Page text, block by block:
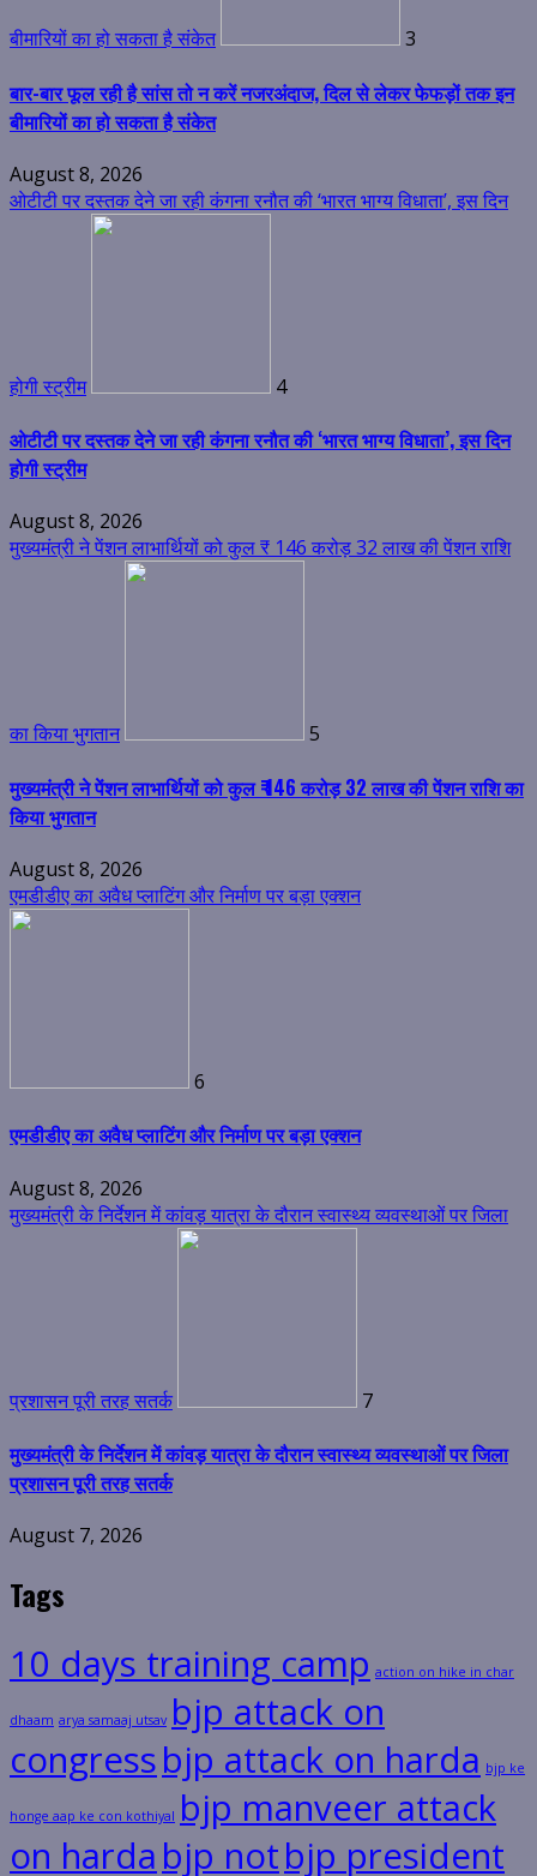
बीमारियों का हो सकता है संकेत 3
बार-बार फूल रही है सांस तो न करें नजरअंदाज, दिल से लेकर फेफड़ों तक इन
बीमारियों का हो सकता है संकेत
August 8, 2026
ओटीटी पर दस्तक देने जा रही कंगना रनौत की ‘भारत भाग्य विधाता’, इस दिन
होगी स्ट्रीम 4
ओटीटी पर दस्तक देने जा रही कंगना रनौत की ‘भारत भाग्य विधाता’, इस दिन
होगी स्ट्रीम
August 8, 2026
मुख्यमंत्री ने पेंशन लाभार्थियों को कुल ₹ 146 करोड़ 32 लाख की पेंशन राशि
का किया भुगतान 5
मुख्यमंत्री ने पेंशन लाभार्थियों को कुल ₹ 146 करोड़ 32 लाख की पेंशन राशि का
किया भुगतान
August 8, 2026
एमडीडीए का अवैध प्लाटिंग और निर्माण पर बड़ा एक्शन
6
एमडीडीए का अवैध प्लाटिंग और निर्माण पर बड़ा एक्शन
August 8, 2026
मुख्यमंत्री के निर्देशन में कांवड़ यात्रा के दौरान स्वास्थ्य व्यवस्थाओं पर जिला
प्रशासन पूरी तरह सतर्क 7
मुख्यमंत्री के निर्देशन में कांवड़ यात्रा के दौरान स्वास्थ्य व्यवस्थाओं पर जिला
प्रशासन पूरी तरह सतर्क
August 7, 2026
Tags
10 days training camp action on hike in char
dhaam arya samaaj utsav bjp attack on
congressbjp attack on harda bjp ke
honge aap ke con kothiyal bjp manveer attack
on harda bjp notbjp president